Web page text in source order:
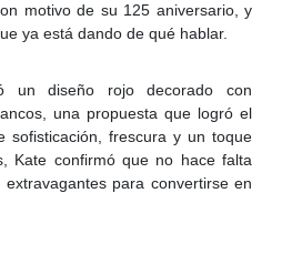
motivo de su 125 aniversario, y
ya está dando de qué hablar.
un diseño rojo decorado con
una propuesta que logró el
sofisticación, frescura y un toque
Kate confirmó que no hace falta
para convertirse en